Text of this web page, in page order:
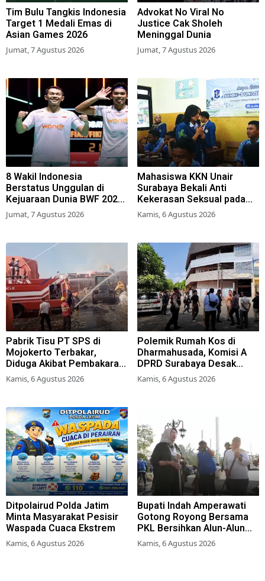
Tim Bulu Tangkis Indonesia
Target 1 Medali Emas di
Asian Games 2026
Jumat, 7 Agustus 2026
Advokat No Viral No
Justice Cak Sholeh
Meninggal Dunia
Jumat, 7 Agustus 2026
8 Wakil Indonesia
Berstatus Unggulan di
Kejuaraan Dunia BWF 2026,
Kans Juara Terbuka Lebar
Jumat, 7 Agustus 2026
Mahasiswa KKN Unair
Surabaya Bekali Anti
Kekerasan Seksual pada
Siswa SMK
Kamis, 6 Agustus 2026
Pabrik Tisu PT SPS di
Mojokerto Terbakar,
Diduga Akibat Pembakaran
Lahan Tebu
Kamis, 6 Agustus 2026
Polemik Rumah Kos di
Dharmahusada, Komisi A
DPRD Surabaya Desak
Pemkot Terbitkan Perwali
Perda Hunian Layak
Kamis, 6 Agustus 2026
Ditpolairud Polda Jatim
Minta Masyarakat Pesisir
Waspada Cuaca Ekstrem
Kamis, 6 Agustus 2026
Bupati Indah Amperawati
Gotong Royong Bersama
PKL Bersihkan Alun-Alun
Lumajang
Kamis, 6 Agustus 2026